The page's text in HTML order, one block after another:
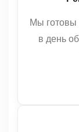
Мы готовы
в день